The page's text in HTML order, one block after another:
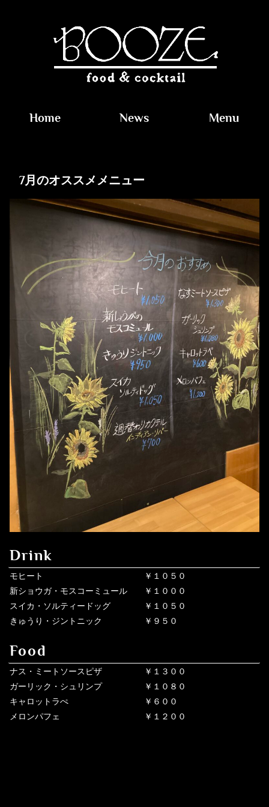
Home News Menu
7月のオススメメニュー
Drink
モヒート ￥１０５０
新ショウガ・モスコーミュール ￥１０００
スイカ・ソルティードッグ ￥１０５０
きゅうり・ジントニック ￥９５０
Food
ナス・ミートソースピザ ￥１３００
ガーリック・シュリンプ ￥１０８０
キャロットラぺ ￥６００
メロンパフェ ￥１２００